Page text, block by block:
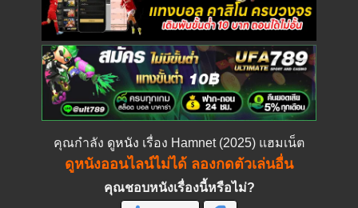
คุณกำลัง ดูหนัง เรื่อง Hamnet (2025) แฮมเน็ต
ดูหนังออนไลน์ไม่ได้ ลองกดตัวเล่นอื่น
คุณชอบหนังเรื่องนี้หรือไม่?